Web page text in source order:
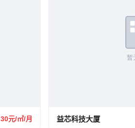
30元/㎡/月 益芯科技大厦